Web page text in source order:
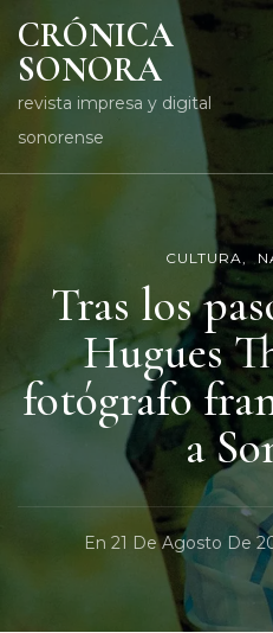
CRÓNICA
SONORA
revista impresa y digital
sonorense
CULTURA
Tras los
Hugues
fotógrafo
a
En 21 De Agosto De